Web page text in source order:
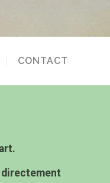
CONTACT
directement